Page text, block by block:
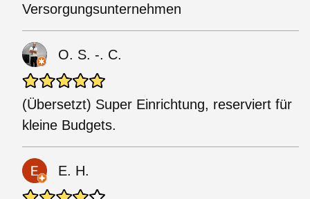
Versorgungsunternehmen
O. S. -. C.
(Übersetzt) Super Einrichtung, reserviert für
kleine Budgets.
E. H.